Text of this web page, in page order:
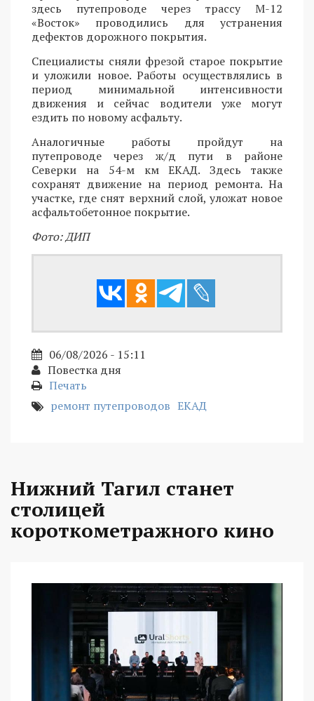
здесь путепроводе через трассу М-12
«Восток» проводились для устранения
дефектов дорожного покрытия.
Специалисты сняли фрезой старое покрытие
и уложили новое. Работы осуществлялись в
период минимальной интенсивности
движения и сейчас водители уже могут
ездить по новому асфальту.
Аналогичные работы пройдут на
путепроводе через ж/д пути в районе
Северки на 54-м км ЕКАД. Здесь также
сохранят движение на период ремонта. На
участке, где снят верхний слой, уложат новое
асфальтобетонное покрытие.
Фото: ДИП
06/08/2026 - 15:11
Повестка дня
Печать
ремонт путепроводов ЕКАД
Нижний Тагил станет
столицей
короткометражного кино